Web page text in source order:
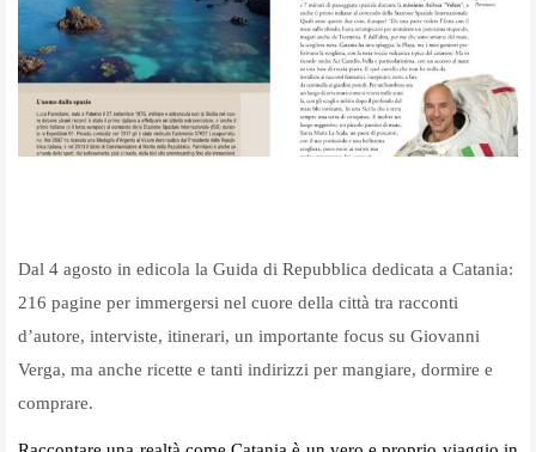
Dal 4 agosto in edicola la Guida di Repubblica dedicata a Catania:
216 pagine per immergersi nel cuore della città tra racconti
d’autore, interviste, itinerari, un importante focus su Giovanni
Verga, ma anche ricette e tanti indirizzi per mangiare, dormire e
comprare.